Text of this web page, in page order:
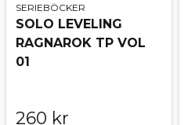
SERIEBÖCKER
SOLO LEVELING
RAGNAROK TP VOL
01
260 kr